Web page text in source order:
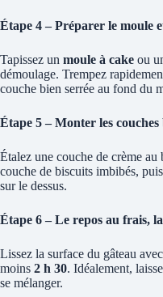
Étape 4 – Préparer le moule
Tapissez un moule à cake ou
démoulage. Trempez
couche bien serrée au fond du
Étape 5 – Monter les couches
Étalez une couche de crème
couche de biscuits imbibés,
sur le dessus.
Étape 6 – Le repos au frais,
Lissez la surface du gâteau
moins 2 h 30. Idéalement,
se mélanger.